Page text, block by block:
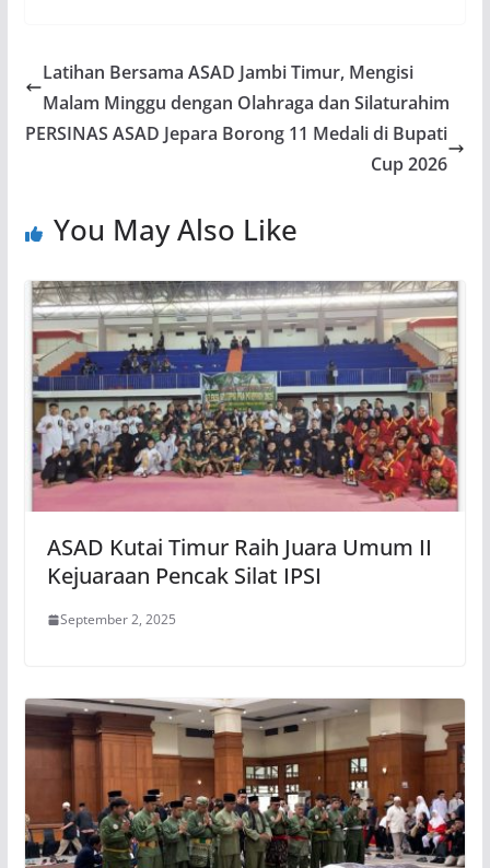
Latihan Bersama ASAD Jambi Timur, Mengisi
Malam Minggu dengan Olahraga dan Silaturahim
PERSINAS ASAD Jepara Borong 11 Medali di Bupati
Cup 2026
You May Also Like
ASAD Kutai Timur Raih Juara Umum II
Kejuaraan Pencak Silat IPSI
September 2, 2025